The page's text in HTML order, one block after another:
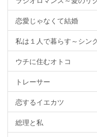
恋愛じゃなくて結婚
私は１人で暮らす～シン
ウチに住むオトコ
トレーサー
恋するイエカツ
総理と私